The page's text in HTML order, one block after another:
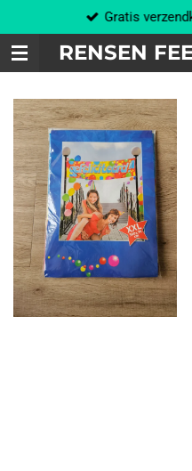
direct
naar
de
hoofdinhoud
RENSEN
Gratis